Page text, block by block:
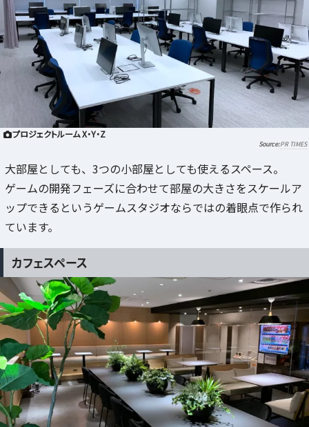
プロジェクトルーム X・Y・Z
PR TIMES
大部屋としても、3つの小部屋としても使えるスペース。
ゲームの開発フェーズに合わせて部屋の大きさをスケールア
ップできるというゲームスタジオならではの着眼点で作られ
ています。
カフェスペース